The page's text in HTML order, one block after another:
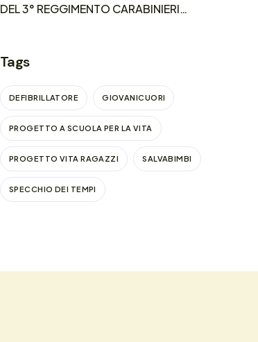
DEL 3° REGGIMENTO CARABINIERI
Tags
DEFIBRILLATORE GIOVANICUORI
PROGETTO A SCUOLA PER LA VITA
PROGETTO VITA RAGAZZI SALVABIMBI
SPECCHIO DEI TEMPI